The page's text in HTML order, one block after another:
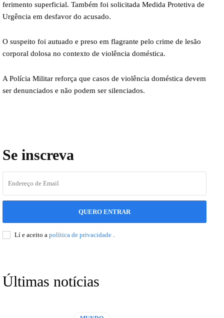
ferimento superficial. Também foi solicitada Medida Protetiva de
Urgência em desfavor do acusado.
O suspeito foi autuado e preso em flagrante pelo crime de lesão
corporal dolosa no contexto de violência doméstica.
A Polícia Militar reforça que casos de violência doméstica devem
ser denunciados e não podem ser silenciados.
Se inscreva
QUERO ENTRAR
Lí e aceito a política de privacidade .
Últimas notícias